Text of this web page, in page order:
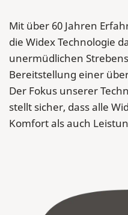
Mit über 60 Jahren
die Widex Technologie
unermüdlichen
Bereitstellung einer
Der Fokus unserer
stellt sicher, dass alle
Komfort als auch